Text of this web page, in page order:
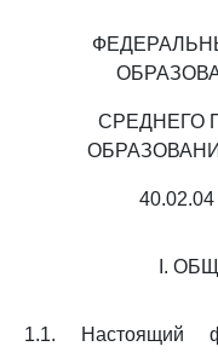
СРЕДНЕГО
I.
1.1. Настоящий